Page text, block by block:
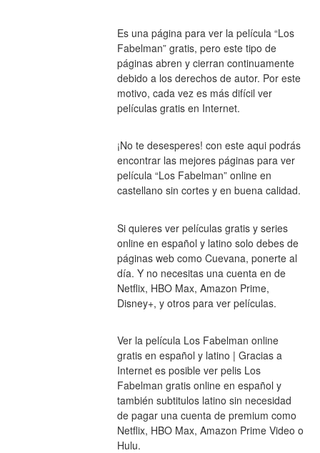
Es una página para ver la película “Los
Fabelman” gratis, pero este tipo de
páginas abren y cierran continuamente
debido a los derechos de autor. Por este
motivo, cada vez es más difícil ver
películas gratis en Internet.
¡No te desesperes! con este aqui podrás
encontrar las mejores páginas para ver
película “Los Fabelman” online en
castellano sin cortes y en buena calidad.
Si quieres ver películas gratis y series
online en español y latino solo debes de
páginas web como Cuevana, ponerte al
día. Y no necesitas una cuenta en de
Netflix, HBO Max, Amazon Prime,
Disney+, y otros para ver películas.
Ver la película Los Fabelman online
gratis en español y latino | Gracias a
Internet es posible ver pelis Los
Fabelman gratis online en español y
también subtitulos latino sin necesidad
de pagar una cuenta de premium como
Netflix, HBO Max, Amazon Prime Video o
Hulu.